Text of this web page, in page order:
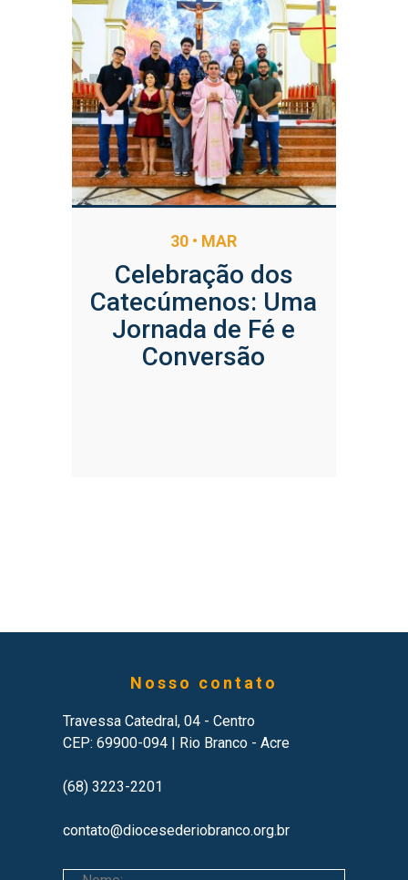
30 • MAR
Celebração dos
Catecúmenos: Uma
Jornada de Fé e
Conversão
Nosso contato
Travessa Catedral, 04 - Centro
CEP: 69900-094 | Rio Branco - Acre
(68) 3223-2201
contato@diocesederiobranco.org.br